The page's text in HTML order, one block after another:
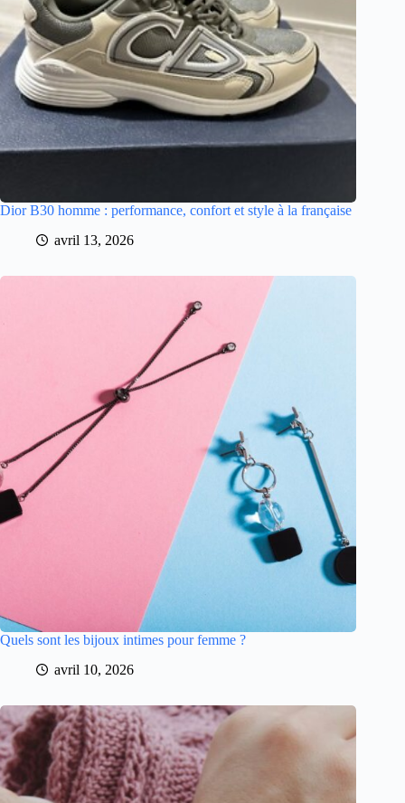
Dior B30 homme : performance, confort et style à la française
avril 13, 2026
Quels sont les bijoux intimes pour femme ?
avril 10, 2026